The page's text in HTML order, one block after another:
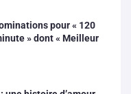
pour « 120
» dont « Meilleur